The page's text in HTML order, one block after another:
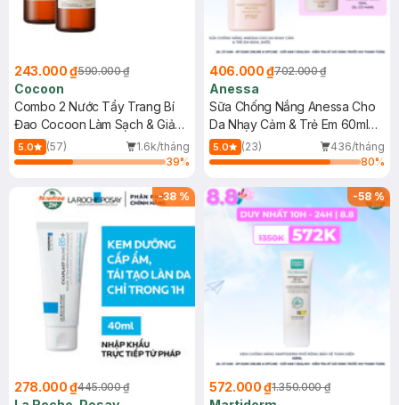
243.000 ₫590.000 ₫
Cocoon
Combo 2 Nước Tẩy Trang Bí
Đao Cocoon Làm Sạch & Giảm
Dầu 500ml
5.0 (57)
1.6k/tháng
39%
406.000 ₫702.000 ₫
Anessa
Sữa Chống Nắng Anessa Cho
Da Nhạy Cảm & Trẻ Em 60ml
(Mới)
5.0 (23)
436/tháng
80%
-38 %
278.000 ₫445.000 ₫
-58%
572.000 ₫1.350.000 ₫